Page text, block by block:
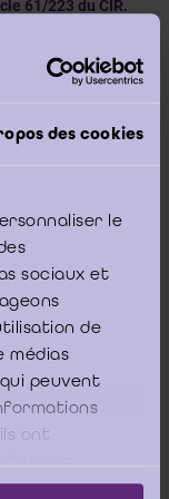
des cookies
le
sociaux et
de
médias
peuvent
ont
61/223 du CIR.
les coûts de
si la juste
alors la
à démolir.
dans la
destinés à être
d'estimer la juste
+/- value.